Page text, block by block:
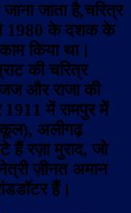
जाता है,चरित्र
1980 के दशक के
किया था।
की चरित्र
और राजा की
में रामपुर में
अलीगढ़
हैं रज़ा मुराद, जो
ज़ीनत अमान
हैं।